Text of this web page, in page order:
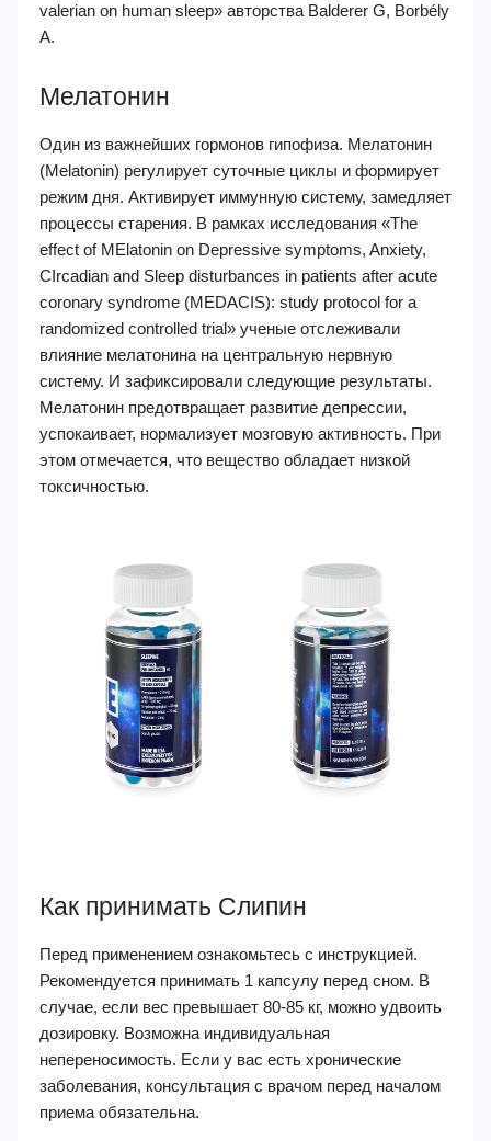
valerian on human sleep» авторства Balderer G, Borbély
A.
Мелатонин
Один из важнейших гормонов гипофиза. Мелатонин
(Melatonin) регулирует суточные циклы и формирует
режим дня. Активирует иммунную систему, замедляет
процессы старения. В рамках исследования «The
effect of MElatonin on Depressive symptoms, Anxiety,
CIrcadian and Sleep disturbances in patients after acute
coronary syndrome (MEDACIS): study protocol for a
randomized controlled trial» ученые отслеживали
влияние мелатонина на центральную нервную
систему. И зафиксировали следующие результаты.
Мелатонин предотвращает развитие депрессии,
успокаивает, нормализует мозговую активность. При
этом отмечается, что вещество обладает низкой
токсичностью.
Как принимать Слипин
Перед применением ознакомьтесь с инструкцией.
Рекомендуется принимать 1 капсулу перед сном. В
случае, если вес превышает 80-85 кг, можно удвоить
дозировку. Возможна индивидуальная
непереносимость. Если у вас есть хронические
заболевания, консультация с врачом перед началом
приема обязательна.